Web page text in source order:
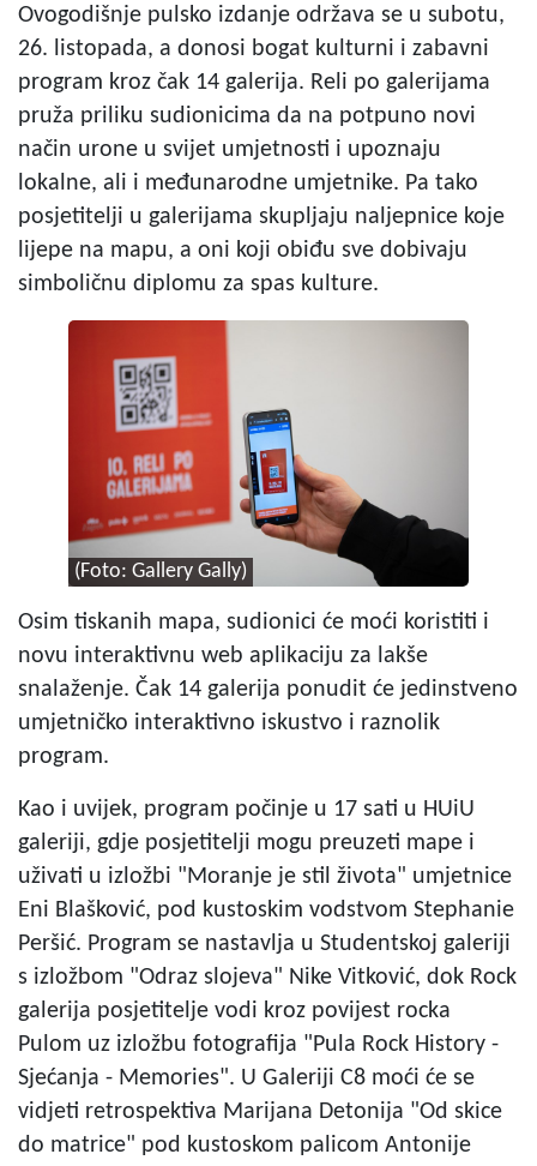
Ovogodišnje pulsko izdanje održava se u subotu,
26. listopada, a donosi bogat kulturni i zabavni
program kroz čak 14 galerija. Reli po galerijama
pruža priliku sudionicima da na potpuno novi
način urone u svijet umjetnosti i upoznaju
lokalne, ali i međunarodne umjetnike. Pa tako
posjetitelji u galerijama skupljaju naljepnice koje
lijepe na mapu, a oni koji obiđu sve dobivaju
simboličnu diplomu za spas kulture.
(Foto: Gallery Gally)
Osim tiskanih mapa, sudionici će moći koristiti i
novu interaktivnu web aplikaciju za lakše
snalaženje. Čak 14 galerija ponudit će jedinstveno
umjetničko interaktivno iskustvo i raznolik
program.
Kao i uvijek, program počinje u 17 sati u HUiU
galeriji, gdje posjetitelji mogu preuzeti mape i
uživati u izložbi "Moranje je stil života" umjetnice
Eni Blašković, pod kustoskim vodstvom Stephanie
Peršić. Program se nastavlja u Studentskoj galeriji
s izložbom "Odraz slojeva" Nike Vitković, dok Rock
galerija posjetitelje vodi kroz povijest rocka
Pulom uz izložbu fotografija "Pula Rock History -
Sjećanja - Memories". U Galeriji C8 moći će se
vidjeti retrospektiva Marijana Detonija "Od skice
do matrice" pod kustoskom palicom Antonije